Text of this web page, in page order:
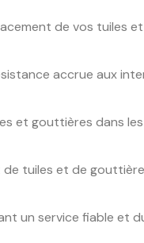
de vos tuiles
accrue aux
et gouttières dans
tuiles et de
un service fiable et